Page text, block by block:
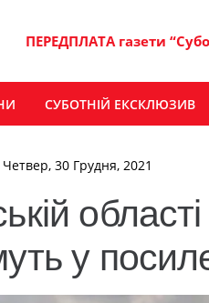
ПЕРЕДПЛАТА газети
СУБОТНІЙ ЕКСКЛЮЗИВ
Четвер, 30 Грудня, 2021
області
у